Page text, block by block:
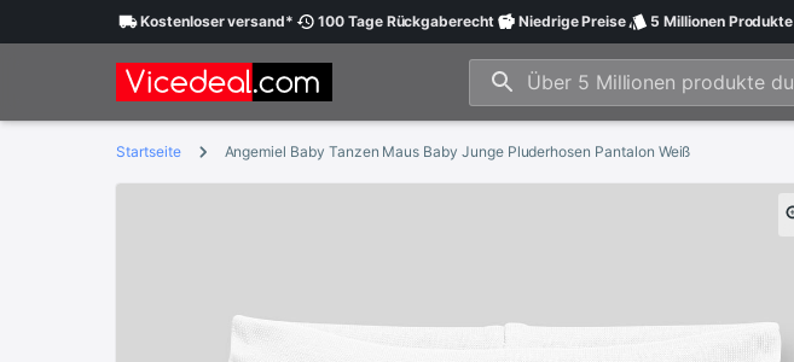
Kostenloserversand* 100 TageRückgaberecht NiedrigePreise 5 MillionenProdukte
Startseite Angemiel Baby Tanzen Maus Baby Junge Pluderhosen Pantalon Weiß